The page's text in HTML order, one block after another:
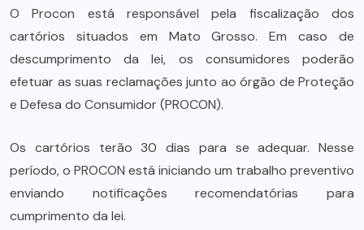
O Procon está responsável pela fiscalização dos
cartórios situados em Mato Grosso. Em caso de
descumprimento da lei, os consumidores poderão
efetuar as suas reclamações junto ao órgão de Proteção
e Defesa do Consumidor (PROCON).
Os cartórios terão 30 dias para se adequar. Nesse
período, o PROCON está iniciando um trabalho preventivo
enviando notificações recomendatórias para
cumprimento da lei.